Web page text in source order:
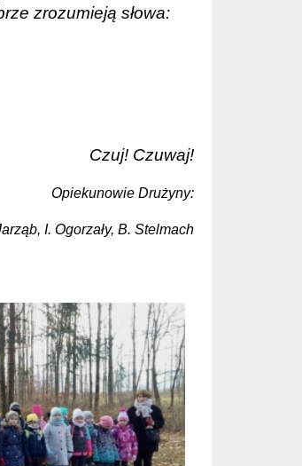
zrozumieją słowa:
Czuj! Czuwaj!
Opiekunowie Drużyny:
I. Ogorzały, B. Stelmach